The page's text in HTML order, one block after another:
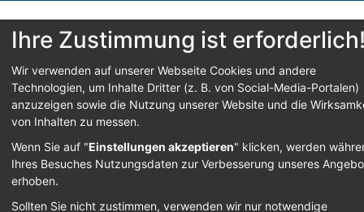
Ihre Zustimmung ist
Wir verwenden auf unserer Webseite Cookies und andere
Technologien, um Inhalte Dritter (z. B. von Social-Media-Portalen)
anzuzeigen sowie die Nutzung unserer Website und die
von Inhalten zu messen.
Wenn Sie auf "Einstellungen akzeptieren" klicken, werden
Ihres Besuches Nutzungsdaten zur Verbesserung unseres
erhoben.
Sollten Sie nicht zustimmen, verwenden wir nur notwendige